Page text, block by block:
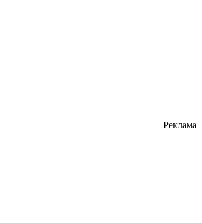
Реклама